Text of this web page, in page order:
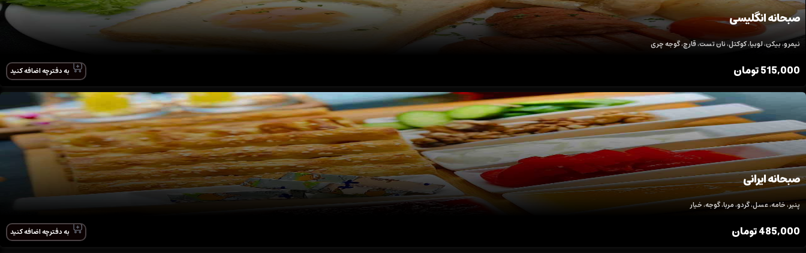
صبحانه انگلیسی
نیمرو، بیکن، لوبیا، کوکتل، نان تست، قارچ، گوجه چری
515,000تومان به دفترچه اضافه کنید
صبحانه ایرانی
پنیر، خامه، عسل، گردو، مربا، گوجه، خیار
485,000تومان به دفترچه اضافه کنید